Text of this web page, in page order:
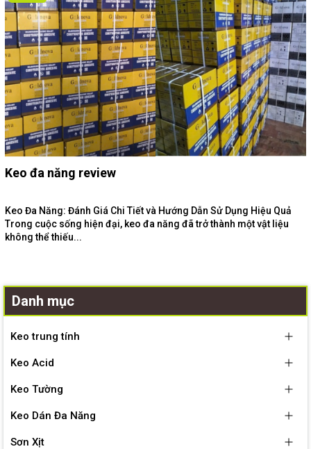
Keo đa năng review
Keo Đa Năng: Đánh Giá Chi Tiết và Hướng Dẫn Sử Dụng Hiệu Quả
Trong cuộc sống hiện đại, keo đa năng đã trở thành một vật liệu
không thể thiếu...
Danh mục
Keo trung tính
Keo Acid
Keo Tường
Keo Dán Đa Năng
Sơn Xịt